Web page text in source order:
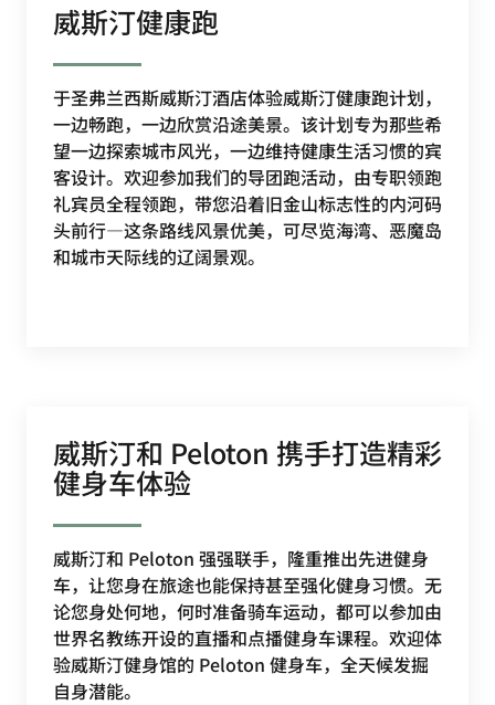
威斯汀健康跑
于圣弗兰西斯威斯汀酒店体验威斯汀健康跑计划，
一边畅跑，一边欣赏沿途美景。该计划专为那些希
望一边探索城市风光，一边维持健康生活习惯的宾
客设计。欢迎参加我们的导团跑活动，由专职领跑
礼宾员全程领跑，带您沿着旧金山标志性的内河码
头前行—这条路线风景优美，可尽览海湾、恶魔岛
和城市天际线的辽阔景观。
威斯汀和 Peloton 携手打造精彩
健身车体验
威斯汀和 Peloton 强强联手，隆重推出先进健身
车，让您身在旅途也能保持甚至强化健身习惯。无
论您身处何地，何时准备骑车运动，都可以参加由
世界名教练开设的直播和点播健身车课程。欢迎体
验威斯汀健身馆的 Peloton 健身车，全天候发掘
自身潜能。